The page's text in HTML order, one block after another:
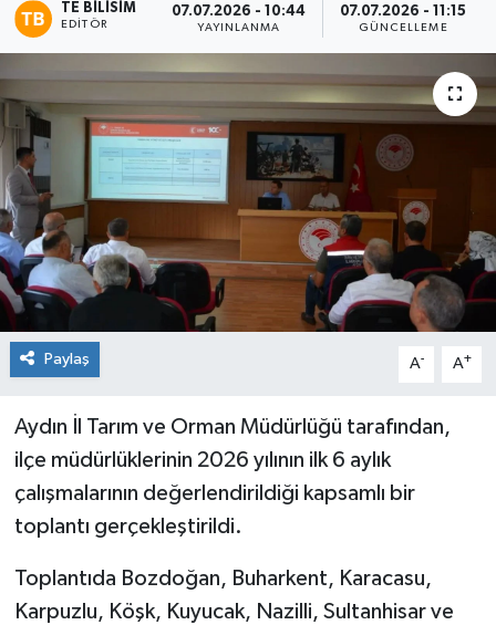
TE BILISIM
EDITÖR
07.07.2026 - 10:44
YAYINLANMA
07.07.2026 - 11:15
GÜNCELLEME
Paylaş A- A+
Aydın İl Tarım ve Orman Müdürlüğü tarafından,
ilçe müdürlüklerinin 2026 yılının ilk 6 aylık
çalışmalarının değerlendirildiği kapsamlı bir
toplantı gerçekleştirildi.
Toplantıda Bozdoğan, Buharkent, Karacasu,
Karpuzlu, Köşk, Kuyucak, Nazilli, Sultanhisar ve